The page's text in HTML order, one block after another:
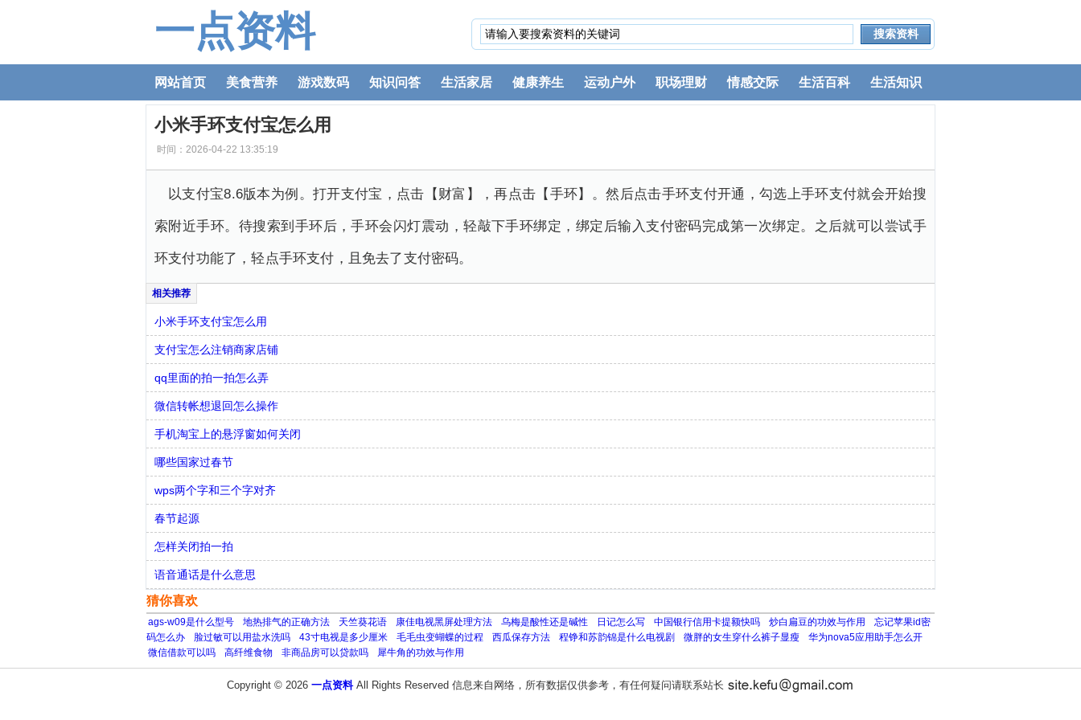
一点资料
网站首页 美食营养 游戏数码 知识问答 生活家居 健康养生 运动户外 职场理财 情感交际 生活百科 生活知识
小米手环支付宝怎么用
时间：2026-04-22 13:35:19
以支付宝8.6版本为例。打开支付宝，点击【财富】，再点击【手环】。然后点击手环支付开通，勾选上手环支付就会开始搜
索附近手环。待搜索到手环后，手环会闪灯震动，轻敲下手环绑定，绑定后输入支付密码完成第一次绑定。之后就可以尝试手
环支付功能了，轻点手环支付，且免去了支付密码。
小米手环支付宝怎么用
支付宝怎么注销商家店铺
qq里面的拍一拍怎么弄
微信转帐想退回怎么操作
手机淘宝上的悬浮窗如何关闭
哪些国家过春节
wps两个字和三个字对齐
春节起源
怎样关闭拍一拍
语音通话是什么意思
猜你喜欢
ags-w09是什么型号 地热排气的正确方法 天竺葵花语 康佳电视黑屏处理方法 乌梅是酸性还是碱性 日记怎么写 中国银行信用卡提额快吗 炒白扁豆的功效与作用
忘记苹果id密
码怎么办
脸过敏可以用盐水洗吗 43寸电视是多少厘米 毛毛虫变蝴蝶的过程 西瓜保存方法 程铮和苏韵锦是什么电视剧 微胖的女生穿什么裤子显瘦
华为nova5应用助手怎么开
微信借款可以吗
高纤维食物 非商品房可以贷款吗 犀牛角的功效与作用
Copyright © 2026 一点资料All Rights Reserved 信息来自网络，所有数据仅供参考，有任何疑问请联系站长